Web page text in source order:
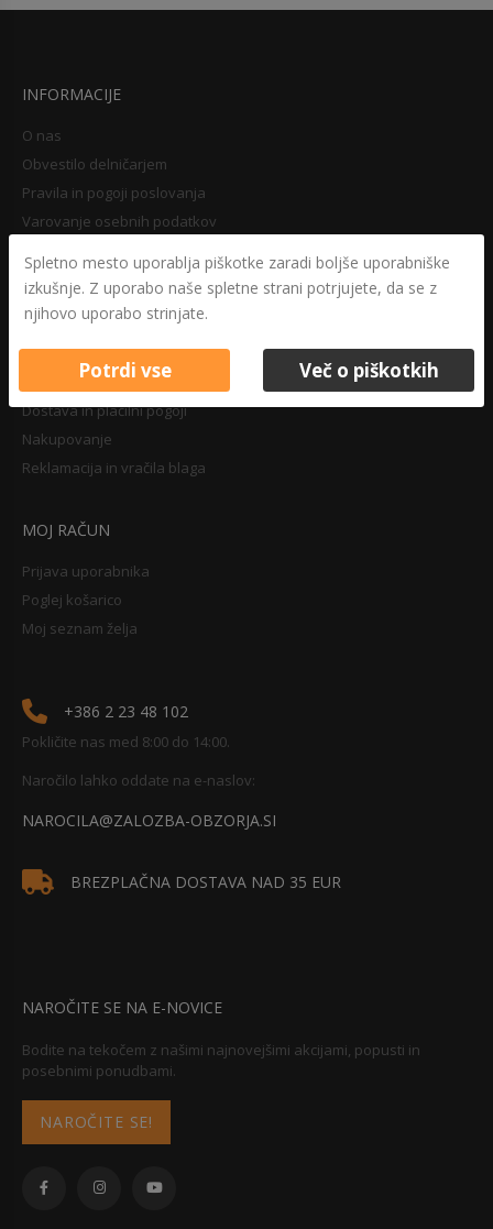
INFORMACIJE
O nas
Obvestilo delničarjem
Pravila in pogoji poslovanja
Varovanje osebnih podatkov
Pravilnik o zasebnosti
Pravno obvestilo
NAKUPOVANJE
Dostava in plačilni pogoji
Nakupovanje
Reklamacija in vračila blaga
MOJ RAČUN
Prijava uporabnika
Poglej košarico
Moj seznam želja
+386 2 23 48 102
Pokličite nas med 8:00 do 14:00.
Naročilo lahko oddate na e-naslov:
NAROCILA@ZALOZBA-OBZORJA.SI
BREZPLAČNA DOSTAVA NAD 35 EUR
NAROČITE SE NA E-NOVICE
Bodite na tekočem z našimi najnovejšimi akcijami, popusti in
posebnimi ponudbami.
NAROČITE SE!
Spletno mesto uporablja piškotke zaradi boljše uporabniške
izkušnje. Z uporabo naše spletne strani potrjujete, da se z
njihovo uporabo strinjate.
Potrdi vse Več o piškotkih